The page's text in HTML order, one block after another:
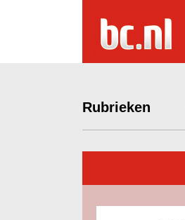
Rubrieken